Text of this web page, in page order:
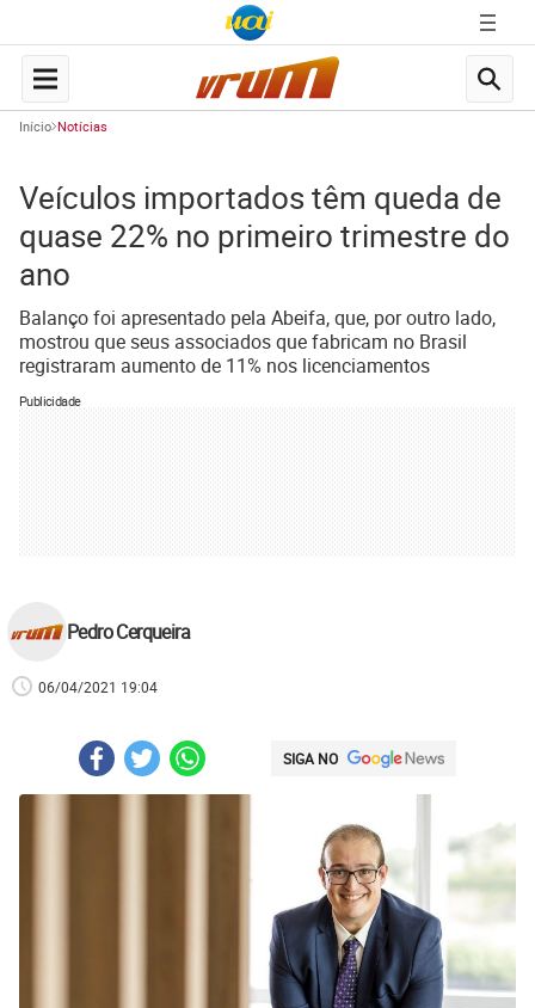
Início Notícias
Veículos importados têm queda de
quase 22% no primeiro trimestre do
ano
Balanço foi apresentado pela Abeifa, que, por outro lado,
mostrou que seus associados que fabricam no Brasil
registraram aumento de 11% nos licenciamentos
Publicidade
Pedro Cerqueira
06/04/2021 19:04
SIGA NO